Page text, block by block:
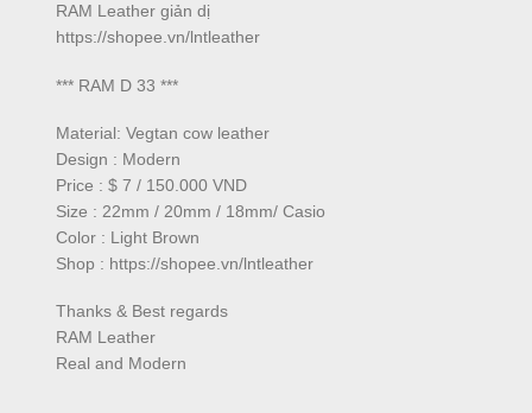
RAM Leather giản dị
https://shopee.vn/lntleather
*** RAM D 33 ***
Material: Vegtan cow leather
Design : Modern
Price : $ 7 / 150.000 VND
Size : 22mm / 20mm / 18mm/ Casio
Color : Light Brown
Shop : https://shopee.vn/lntleather
Thanks & Best regards
RAM Leather
Real and Modern